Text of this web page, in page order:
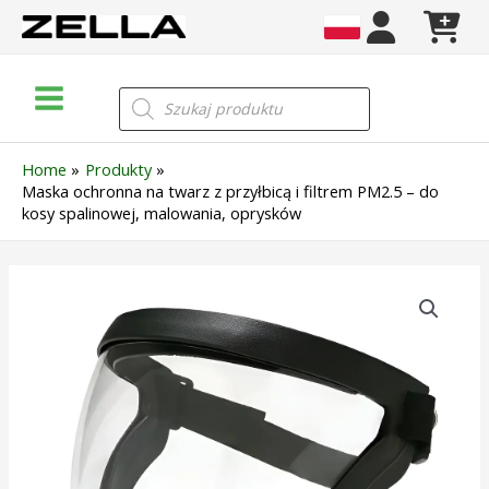
Skip
Menu
Wyszukiwarka
produktów
Home
Produkty
Maska ochronna na twarz z przyłbicą i filtrem PM2.5 – do
kosy spalinowej, malowania, oprysków
przyłbicą